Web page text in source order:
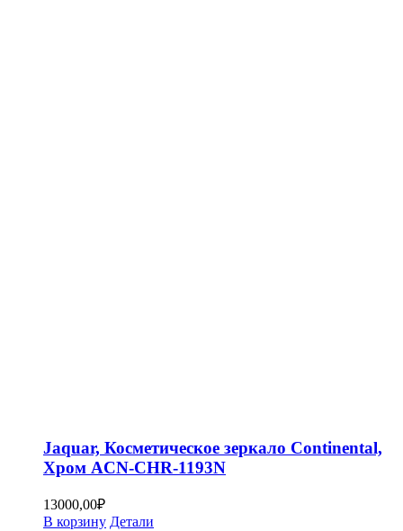
Jaquar, Косметическое зеркало Continental,
Хром ACN-CHR-1193N
13000,00₽
В корзину Детали